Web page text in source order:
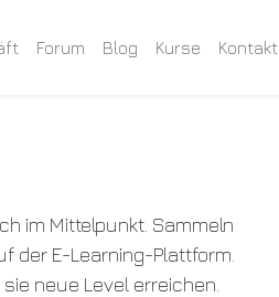
Forum Blog Kurse Kontakt
im Mittelpunkt. Sammeln
der E-Learning-Plattform.
neue Level erreichen.